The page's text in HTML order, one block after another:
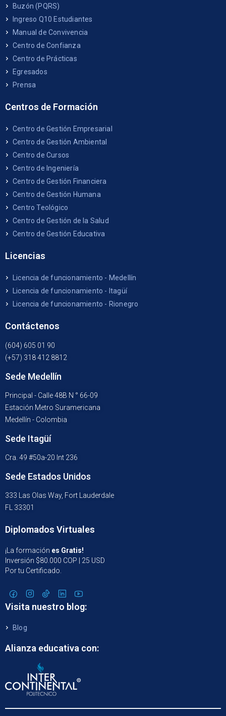
Buzón (PQRS)
Ingreso Q10 Estudiantes
Manual de Convivencia
Centro de Confianza
Centro de Prácticas
Egresados
Prensa
Centros de Formación
Centro de Gestión Empresarial
Centro de Gestión Ambiental
Centro de Cursos
Centro de Ingeniería
Centro de Gestión Financiera
Centro de Gestión Humana
Centro Teológico
Centro de Gestión de la Salud
Centro de Gestión Educativa
Licencias
Licencia de funcionamiento - Medellín
Licencia de funcionamiento - Itagüí
Licencia de funcionamiento - Rionegro
Contáctenos
(604) 605 01 90
(+57) 318 412 8812
Sede Medellín
Principal - Calle 48B N ° 66-09
Estación Metro Suramericana
Medellín - Colombia
Sede Itagüí
Cra. 49 #50a-20 Int 236
Sede Estados Unidos
333 Las Olas Way, Fort Lauderdale
FL 33301
Diplomados Virtuales
¡La formación es Gratis!
Inversión $80.000 COP | 25 USD
Por tu Certificado.
Visita nuestro blog:
Blog
Alianza educativa con: